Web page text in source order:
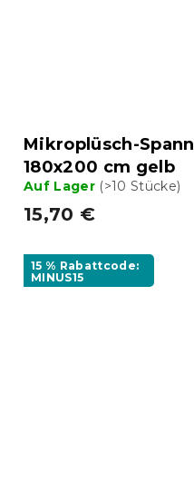
Mikroplüsch-
180x200 cm gelb
Auf Lager (>10 Stücke)
15,70 €
15 % Rabattcode:
MINUS15